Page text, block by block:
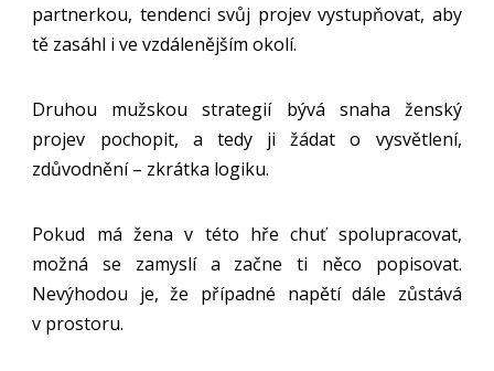
partnerkou, tendenci svůj projev vystupňovat, aby
tě zasáhl i ve vzdálenějším okolí.
Druhou mužskou strategií bývá snaha ženský
projev pochopit, a tedy ji žádat o vysvětlení,
zdůvodnění – zkrátka logiku.
Pokud má žena v této hře chuť spolupracovat,
možná se zamyslí a začne ti něco popisovat.
Nevýhodou je, že případné napětí dále zůstává
v prostoru.